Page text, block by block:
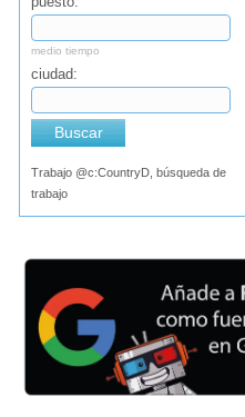
medio tiempo
ciudad:
Buscar
Trabajo @c:CountryD, búsqueda de
trabajo